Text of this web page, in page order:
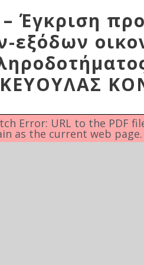
Δημοτικές
Ενότητες
Έγκριση
εξόδων
Error: URL to the PDF
as the current web page.